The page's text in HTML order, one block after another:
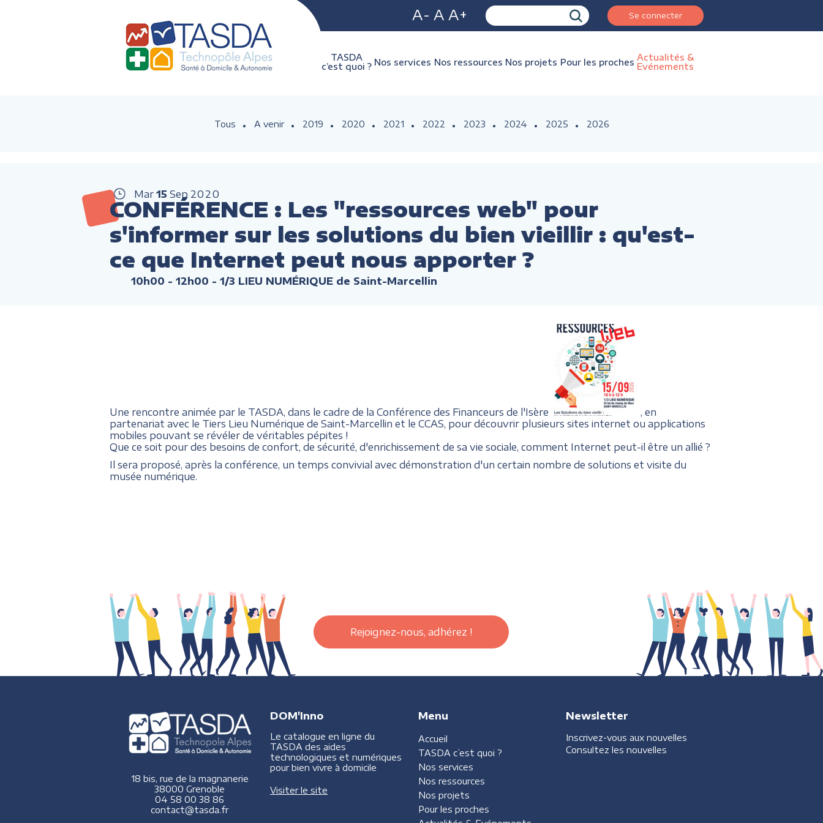
A- A A+ Se connecter
TASDA
c’est quoi ? Nos services Nos ressources Nos projets Pour les proches Actualités &
Evénements
Tous A venir 2019 2020 2021 2022 2023 2024 2025 2026
Mar 15 Sep 2020
CONFÉRENCE : Les "ressources web" pour
s'informer sur les solutions du bien vieillir : qu'est-
ce que Internet peut nous apporter ?
10h00 - 12h00 - 1/3 LIEU NUMÉRIQUE de Saint-Marcellin
Une rencontre animée par le TASDA, dans le cadre de la Conférence des Financeurs de l'Isère
, en
partenariat avec le Tiers Lieu Numérique de Saint-Marcellin et le CCAS, pour découvrir plusieurs sites internet ou applications
mobiles pouvant se révéler de véritables pépites !
Que ce soit pour des besoins de confort, de sécurité, d'enrichissement de sa vie sociale, comment Internet peut-il être un allié ?
Il sera proposé, après la conférence, un temps convivial avec démonstration d'un certain nombre de solutions et visite du
musée numérique.
Rejoignez-nous, adhérez !
18 bis, rue de la magnanerie
38000 Grenoble
04 58 00 38 86
contact@tasda.fr
DOM'Inno
Le catalogue en ligne du
TASDA des aides
technologiques et numériques
pour bien vivre à domicile
Visiter le site
Menu
Accueil
TASDA c’est quoi ?
Nos services
Nos ressources
Nos projets
Pour les proches
Newsletter
Inscrivez-vous aux nouvelles
Consultez les nouvelles